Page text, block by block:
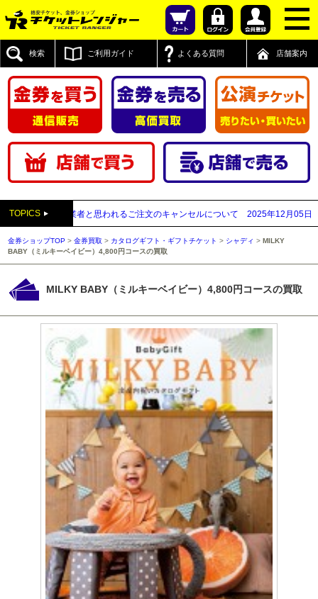
検索 ご利用ガイド よくある質問 店舗案内
TOPICS
い買取業者と思われるご注文のキャンセルについて 2025年12月05日 【2025
金券ショップTOP >金券買取 > カタログギフト・ギフトチケット > シャディ >MILKY
BABY（ミルキーベイビー）4,800円コースの買取
MILKY BABY（ミルキーベイビー）4,800円コースの買取